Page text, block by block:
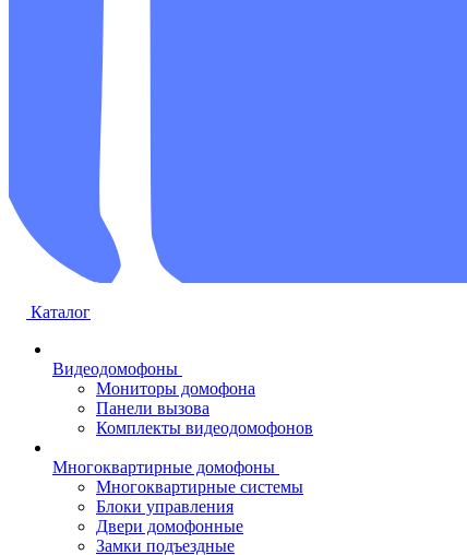
Каталог
Видеодомофоны
Мониторы домофона
Панели вызова
Комплекты видеодомофонов
Многоквартирные домофоны
Многоквартирные системы
Блоки управления
Двери домофонные
Замки подъездные